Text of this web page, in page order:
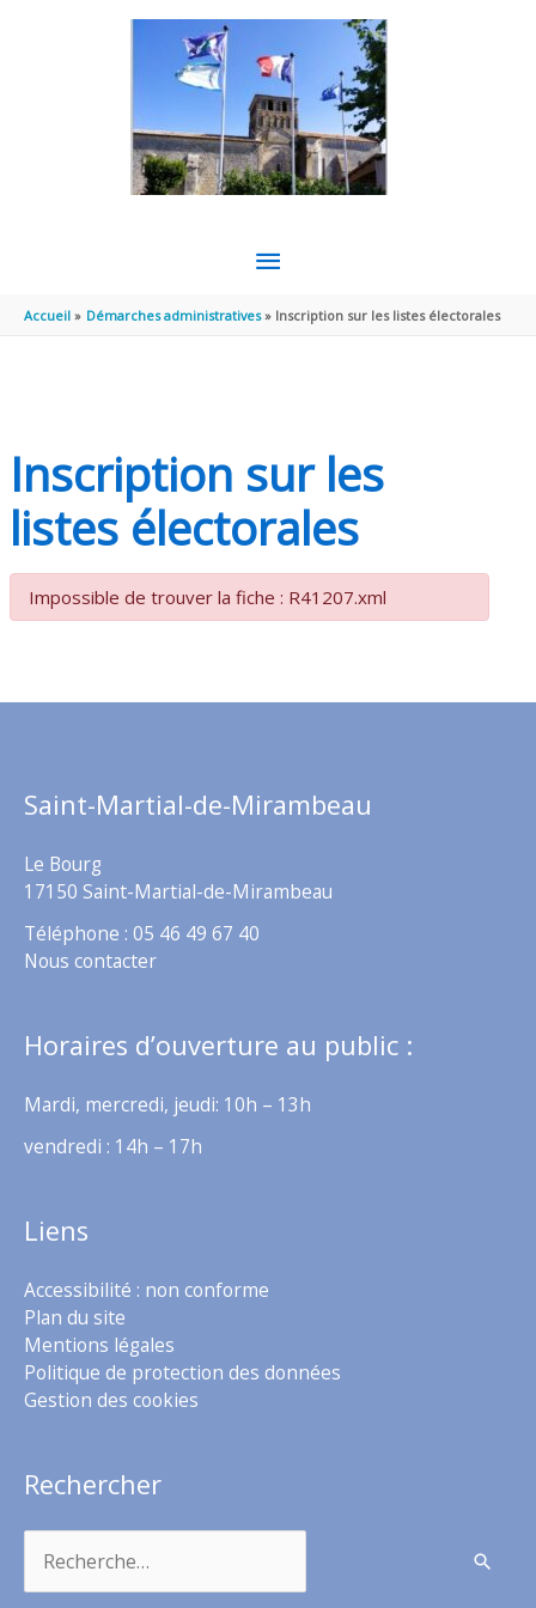
MENU
PRINCIPAL
Accueil Démarches administratives Inscription sur les listes électorales
Inscription sur les
listes électorales
Impossible de trouver la fiche : R41207.xml
Saint-Martial-de-Mirambeau
Le Bourg
17150 Saint-Martial-de-Mirambeau
Téléphone : 05 46 49 67 40
Nous contacter
Horaires d’ouverture au public :
Mardi, mercredi, jeudi: 10h – 13h
vendredi : 14h – 17h
Liens
Accessibilité : non conforme
Plan du site
Mentions légales
Politique de protection des données
Gestion des cookies
Rechercher